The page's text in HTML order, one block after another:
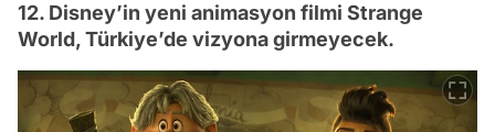
12. Disney’in yeni animasyon filmi Strange
World, Türkiye’de vizyona girmeyecek.